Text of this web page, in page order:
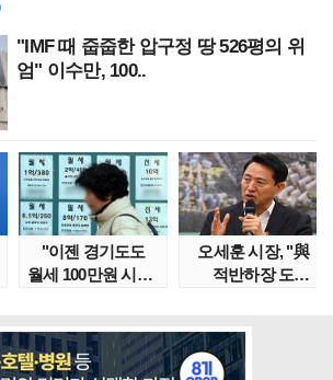
"IMF 때 줍줍한 압구정 땅 526평의 위
엄" 이수만, 100..
"이젠 경기도도
월세 100만원 시대"
오세훈 시장, "與
적반하장 도